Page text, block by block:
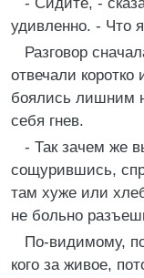
удивленно. - Что
Разговор
отвечали
боялись лишним
себя гнев.
- Так зачем же
сощурившись,
там хуже или
не больно
По-видимому,
кого за живое,